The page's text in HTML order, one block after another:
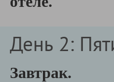
День 2:
Завтрак.